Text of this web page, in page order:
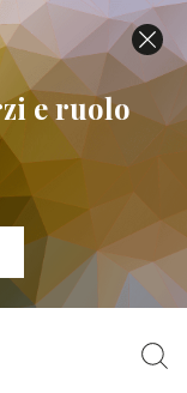
e ruolo
banca